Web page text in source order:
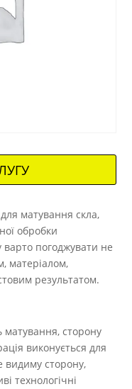
матування скла,
обробки
варто погоджувати не
матеріалом,
результатом.
матування, сторону
виконується для
видиму сторону,
технологічні